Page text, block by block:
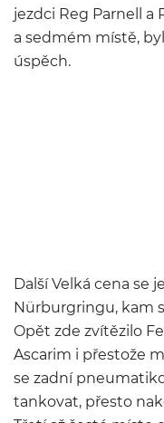
jezdci Reg Parnell a
a sedmém místě,
úspěch.
Další Velká cena se
Nürburgringu, kam
Opět zde zvítězilo
Ascarim i přestože
se zadní
tankovat, přesto